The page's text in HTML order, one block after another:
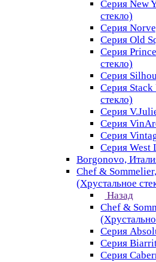
Серия New
стекло)
Серия
Серия Old
Серия
стекло)
Серия
Серия
стекло)
Серия
Серия
Серия
Серия West
Borgonovo,
Chef &
(Хрустальное
Назад
Chef &
Серия
Серия
Серия